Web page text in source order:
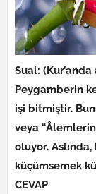
Sual:
Peygamberin
işi bitmiştir.
veya
oluyor.
küçümsemek
CEVAP